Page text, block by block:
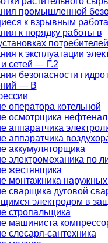
промышленной
к взрывным
к порядку работы в
к эксплуатации
сетей — Г.2
безопасности
— В
оператора котельной
осмотрщика
аппаратчика
аппаратчика
аккумуляторщика
электромеханика по
жестянщика
монтажника
сварщика дуговой
электродом в
стропальщика
машиниста
слесаря-сантехника